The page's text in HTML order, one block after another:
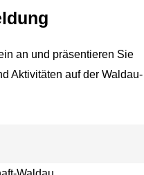
an und präsentieren Sie
Aktivitäten auf der Waldau-